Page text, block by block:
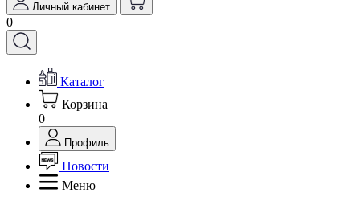
Личный кабинет
0
Каталог
Корзина
0
Профиль
Новости
Меню